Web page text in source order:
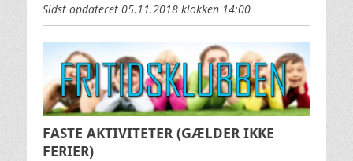
Sidst opdateret 05.11.2018 klokken 14:00
FASTE AKTIVITETER (GÆLDER IKKE
FERIER)